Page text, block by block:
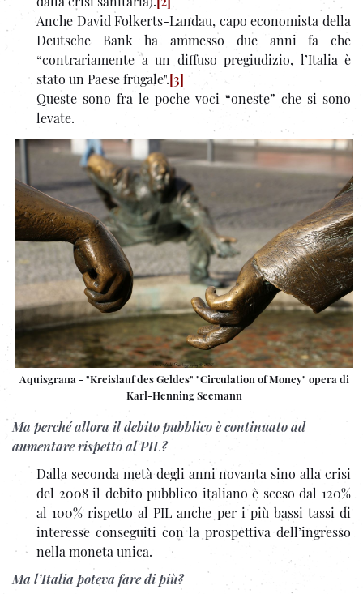
Anche David Folkerts-Landau, capo economista della
Deu­tsche Bank ha ammesso due anni fa che
“contrariamente a un diffuso pregiudizio, l’Italia è
stato un Paese frugale".[3]
Queste sono fra le poche voci “oneste” che si sono
levate.
Aquisgrana - "Kreislauf des Geldes" "Circulation of Money" opera di
Karl-Henning Seemann
Ma perché allora il debito pubblico è continuato ad
aumentare rispetto al PIL?
Dalla seconda metà degli anni novanta sino alla crisi
del 2008 il debito pubblico italiano è sceso dal 120%
al 100% rispetto al PIL anche per i più bassi tassi di
interesse conseguiti con la prospettiva dell’ingresso
nella moneta unica.
Ma l’Italia poteva fare di più?